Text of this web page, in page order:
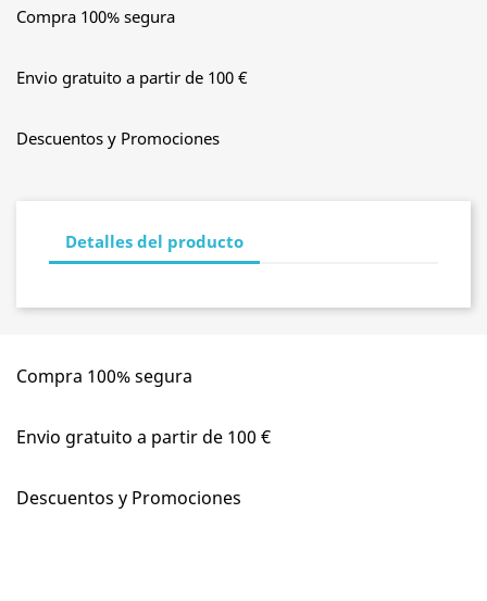
Compra 100% segura
Envio gratuito a partir de 100 €
Descuentos y Promociones
Detalles del producto
Compra 100% segura
Envio gratuito a partir de 100 €
Descuentos y Promociones